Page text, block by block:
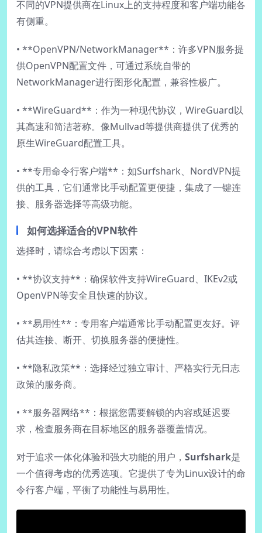
不同的VPN提供商在Linux上的支持程度和客户端功能各
有侧重。
• **OpenVPN/NetworkManager**：许多VPN服务提
供OpenVPN配置文件，可通过系统自带的
NetworkManager进行图形化配置，兼容性极广。
• **WireGuard**：作为一种现代协议，WireGuard以
其高速和简洁著称。像Mullvad等提供商提供了优秀的
原生WireGuard配置工具。
• **专用命令行客户端**：如Surfshark、NordVPN提
供的工具，它们通常比手动配置更便捷，集成了一键连
接、服务器选择等高级功能。
如何选择适合的VPN软件
选择时，请综合考虑以下因素：
• **协议支持**：确保软件支持WireGuard、IKEv2或
OpenVPN等安全且快速的协议。
• **易用性**：专用客户端通常比手动配置更友好。评
估其连接、断开、切换服务器的便捷性。
• **隐私政策**：选择经过独立审计、严格实行无日志
政策的服务商。
• **服务器网络**：根据您需要解锁的内容或延迟要
求，检查服务商在目标地区的服务器覆盖情况。
对于追求一体化体验和强大功能的用户， Surfshark是
一个值得考虑的优秀选项。它提供了专为Linux设计的命
令行客户端，平衡了功能性与易用性。